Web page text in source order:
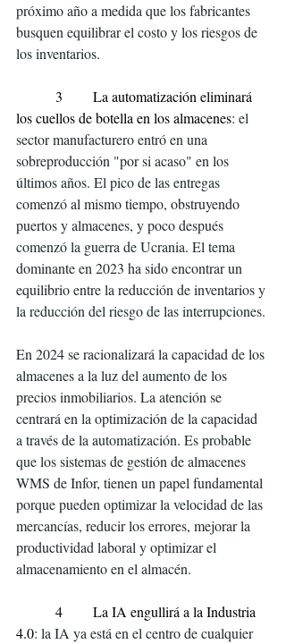
próximo año a medida que los fabricantes
busquen equilibrar el costo y los riesgos de
los inventarios.
3       La automatización eliminará
los cuellos de botella en los almacenes: el
sector manufacturero entró en una
sobreproducción "por si acaso" en los
últimos años. El pico de las entregas
comenzó al mismo tiempo, obstruyendo
puertos y almacenes, y poco después
comenzó la guerra de Ucrania. El tema
dominante en 2023 ha sido encontrar un
equilibrio entre la reducción de inventarios y
la reducción del riesgo de las interrupciones.
En 2024 se racionalizará la capacidad de los
almacenes a la luz del aumento de los
precios inmobiliarios. La atención se
centrará en la optimización de la capacidad
a través de la automatización. Es probable
que los sistemas de gestión de almacenes
WMS de Infor, tienen un papel fundamental
porque pueden optimizar la velocidad de las
mercancías, reducir los errores, mejorar la
productividad laboral y optimizar el
almacenamiento en el almacén.
4       La IA engullirá a la Industria
4.0: la IA ya está en el centro de cualquier